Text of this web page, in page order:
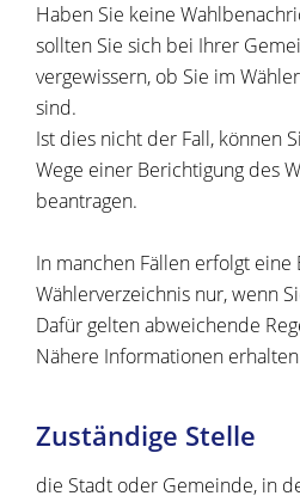
Haben Sie keine
sollten Sie sich bei Ihrer
vergewissern, ob Sie im
sind.
Ist dies nicht der Fall, können
Wege einer Berichtigung des
beantragen.
In manchen Fällen erfolgt eine
Wählerverzeichnis nur, wenn
Dafür gelten abweichende
Nähere Informationen
Zuständige Stelle
die Stadt oder Gemeinde, in